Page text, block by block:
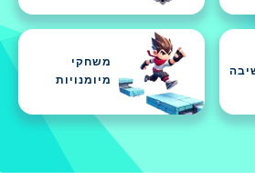
משחקי
מיומנויות